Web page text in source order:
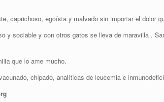
caprichoso, egoísta y malvado sin importar el dolor
y sociable y con otros gatos se lleva de maravilla .
que lo ame mucho.
chipado, analíticas de leucemia e